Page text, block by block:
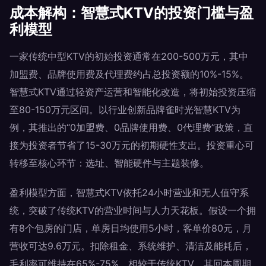
成本解构：智慧式KTV的投资门槛与盈
利模型
一家传统中型KTV的初始投资通常在200-500万元，其中
加盟费、品牌使用费及代理费约占总投资额的10%-15%。
智慧式KTV通过轻资产运营和智能化改造，将初始投资压缩
至80-150万元区间。以行业创新品牌雀时光智慧KTV为
例，其推出的“0加盟费、0品牌使用费、0代理费”政策，直
接为投资者节省了15-30万元的初期硬性支出。投资重心可
转移至核心环节：选址、智能硬件与主题装修。
盈利模型方面，智慧式KTV依托24小时营业和无人值守系
统，突破了传统KTV的营业时间与人力天花板。假设一个拥
有8个包房的门店，单房日均使用5小时，客单价80元，月
营收可达9.6万元。扣除租金、系统维护、清洁及能耗后，
毛利率可维持在65%-75%。相较于传统KTV，其回本周期